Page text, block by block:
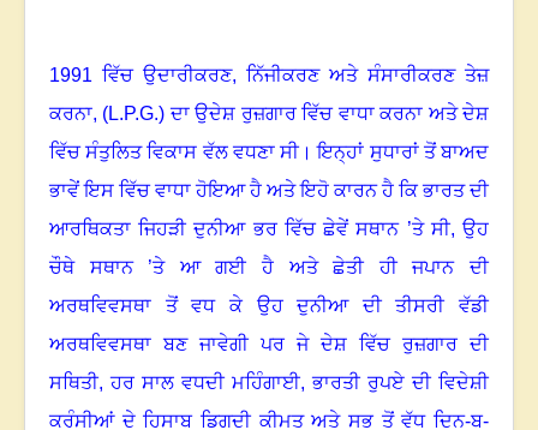
1991 ਵਿੱਚ ਉਦਾਰੀਕਰਣ, ਨਿੱਜੀਕਰਣ ਅਤੇ ਸੰਸਾਰੀਕਰਣ ਤੇਜ਼
ਕਰਨਾ, (L.P.G.)ਦਾ ਉਦੇਸ਼ ਰੁਜ਼ਗਾਰ ਵਿੱਚ ਵਾਧਾ ਕਰਨਾ ਅਤੇ ਦੇਸ਼
ਵਿੱਚ ਸੰਤੁਲਿਤ ਵਿਕਾਸ ਵੱਲ ਵਧਣਾ ਸੀ। ਇਨ੍ਹਾਂ ਸੁਧਾਰਾਂ ਤੋਂ ਬਾਅਦ
ਭਾਵੇਂ ਇਸ ਵਿੱਚ ਵਾਧਾ ਹੋਇਆ ਹੈ ਅਤੇ ਇਹੋ ਕਾਰਨ ਹੈ ਕਿ ਭਾਰਤ ਦੀ
ਆਰਥਿਕਤਾ ਜਿਹੜੀ ਦੁਨੀਆ ਭਰ ਵਿੱਚ ਛੇਵੇਂ ਸਥਾਨ ’ਤੇ ਸੀ,ਉਹ
ਚੌਥੇ ਸਥਾਨ ’ਤੇ ਆ ਗਈ ਹੈ ਅਤੇ ਛੇਤੀ ਹੀ ਜਪਾਨ ਦੀ
ਅਰਥਵਿਵਸਥਾ ਤੋਂ ਵਧ ਕੇ ਉਹ ਦੁਨੀਆ ਦੀ ਤੀਸਰੀ ਵੱਡੀ
ਅਰਥਵਿਵਸਥਾ ਬਣ ਜਾਵੇਗੀ ਪਰ ਜੇ ਦੇਸ਼ ਵਿੱਚ ਰੁਜ਼ਗਾਰ ਦੀ
ਸਥਿਤੀ,ਹਰ ਸਾਲ ਵਧਦੀ ਮਹਿੰਗਾਈ,ਭਾਰਤੀ ਰੁਪਏ ਦੀ ਵਿਦੇਸ਼ੀ
ਕਰੰਸੀਆਂ ਦੇ ਹਿਸਾਬ ਡਿਗਦੀ ਕੀਮਤ ਅਤੇ ਸਭ ਤੋਂ ਵੱਧ ਦਿਨ-ਬ-